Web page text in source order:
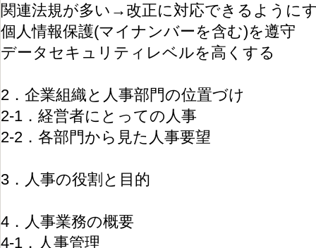
関連法規が多い→改正に対応できるように
個人情報保護(マイナンバーを含む)を遵守
データセキュリティレベルを高くする
2．企業組織と人事部門の位置づけ
2-1．経営者にとっての人事
2-2．各部門から見た人事要望
3．人事の役割と目的
4．人事業務の概要
4-1．人事管理